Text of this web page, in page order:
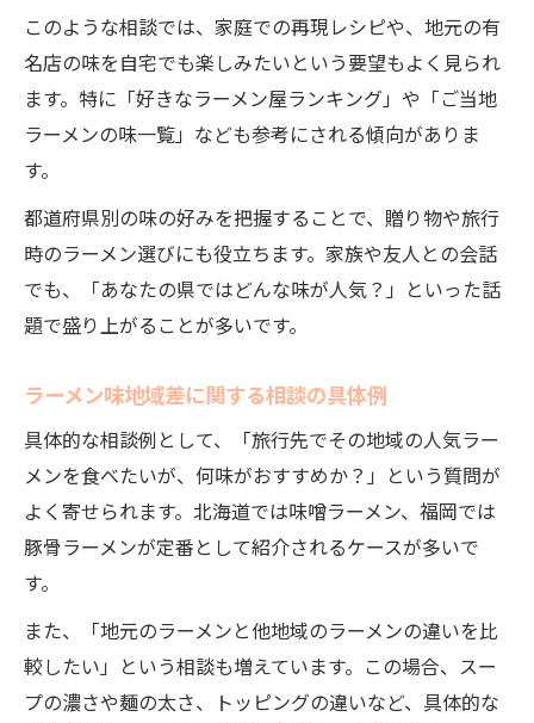
このような相談では、家庭での再現レシピや、地元の有
名店の味を自宅でも楽しみたいという要望もよく見られ
ます。特に「好きなラーメン屋ランキング」や「ご当地
ラーメンの味一覧」なども参考にされる傾向がありま
す。
都道府県別の味の好みを把握することで、贈り物や旅行
時のラーメン選びにも役立ちます。家族や友人との会話
でも、「あなたの県ではどんな味が人気？」といった話
題で盛り上がることが多いです。
ラーメン味地域差に関する相談の具体例
具体的な相談例として、「旅行先でその地域の人気ラー
メンを食べたいが、何味がおすすめか？」という質問が
よく寄せられます。北海道では味噌ラーメン、福岡では
豚骨ラーメンが定番として紹介されるケースが多いで
す。
また、「地元のラーメンと他地域のラーメンの違いを比
較したい」という相談も増えています。この場合、スー
プの濃さや麺の太さ、トッピングの違いなど、具体的な